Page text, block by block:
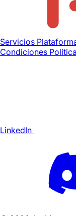
Servicios
Condiciones
LinkedIn